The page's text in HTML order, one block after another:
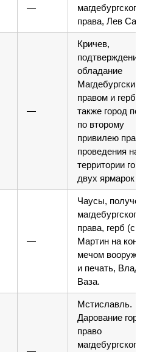
—
магдебургского
права, Лев Сапега
—
Кричев,
подтверждение на
обладание
Магдебургским
правом и гербом,
также город
по второму
привилею право
проведения на
территории
двух ярмарок
—
Чаусы, получение
магдебургского
права, герб (св.
Мартин на коне
мечом
и печать,
Ваза.
Мстиславль.
Дарование городу
право
магдебургского